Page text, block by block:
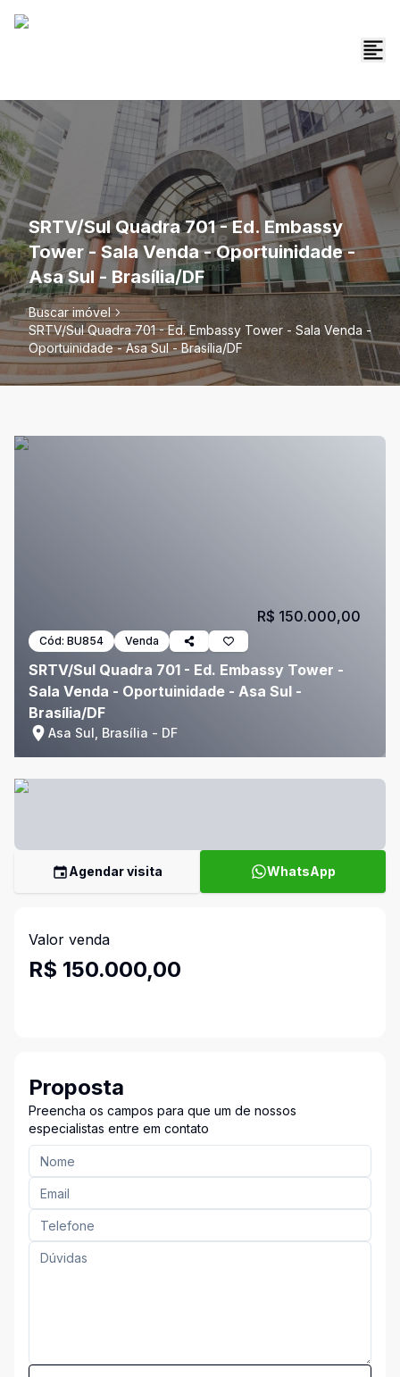
SRTV/Sul Quadra 701 - Ed. Embassy
Tower - Sala Venda - Oportuinidade -
Asa Sul - Brasília/DF
Buscar imóvel
SRTV/Sul Quadra 701 - Ed. Embassy Tower - Sala Venda -
Oportuinidade - Asa Sul - Brasília/DF
Cód: BU854 Venda
SRTV/Sul Quadra 701 - Ed. Embassy Tower -
Sala Venda - Oportuinidade - Asa Sul -
Brasília/DF
Asa Sul, Brasília - DF
R$ 150.000,00
Agendar visita WhatsApp
Valor venda
R$ 150.000,00
Proposta
Preencha os campos para que um de nossos
especialistas entre em contato